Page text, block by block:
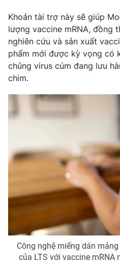
Nhân vật
Khán giả
Giải sao mai
Âm nhạc
Sao
Đời sống
Du lịch
Làm đẹp
Chất lượng cuộc sống
Giáo dục
Tuyển sinh
Học trực tuyến
Công nghệ
Hitech Công nghệ tương lai
Sản phẩm
Tư vấn
Giao lưu trực tuyến
Chuyên mục khác
Emagazine
Video
Khoản tài trợ này sẽ giúp
lượng vaccine mRNA, đồng
nghiên cứu và sản xuất
phẩm mới được kỳ vọng có
chủng virus cúm đang lưu
chim.
Công nghệ miếng dán
của LTS với vaccine